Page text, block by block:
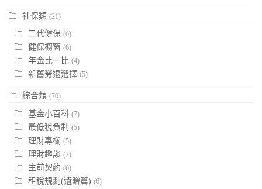
社保類 (21)
二代健保 (6)
健保櫥窗 (6)
年金比一比 (4)
新舊勞退選擇 (5)
綜合類 (70)
基金小百科 (7)
最低稅負制 (5)
理財專欄 (5)
理財趣談 (7)
生前契約 (6)
租稅規劃(遺贈篇) (6)